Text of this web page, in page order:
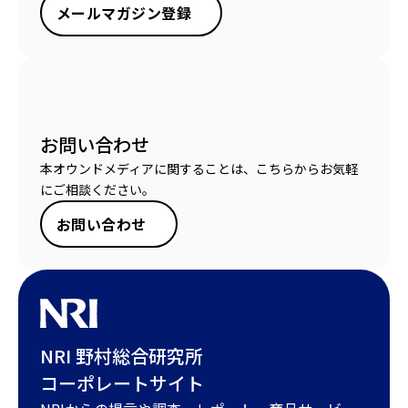
メールマガジン登録
お問い合わせ
本オウンドメディアに関することは、こちらからお気軽
にご相談ください。
お問い合わせ
NRI 野村総合研究所
コーポレートサイト